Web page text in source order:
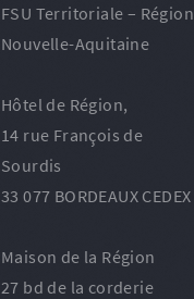
FSU Territoriale – Région
Nouvelle-Aquitaine
Hôtel de Région,
14 rue François de
Sourdis
33 077 BORDEAUX CEDEX
Maison de la Région
27 bd de la corderie